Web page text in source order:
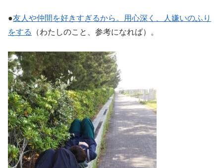
●友人や仲間を好きすぎるから。用心深く、人嫌いのふり
をする
（わたしのこと、参考になれば）。